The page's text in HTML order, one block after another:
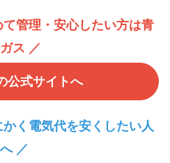
管理・安心したい方は青
ス ／
公式サイトへ
く電気代を安くしたい人
へ ／